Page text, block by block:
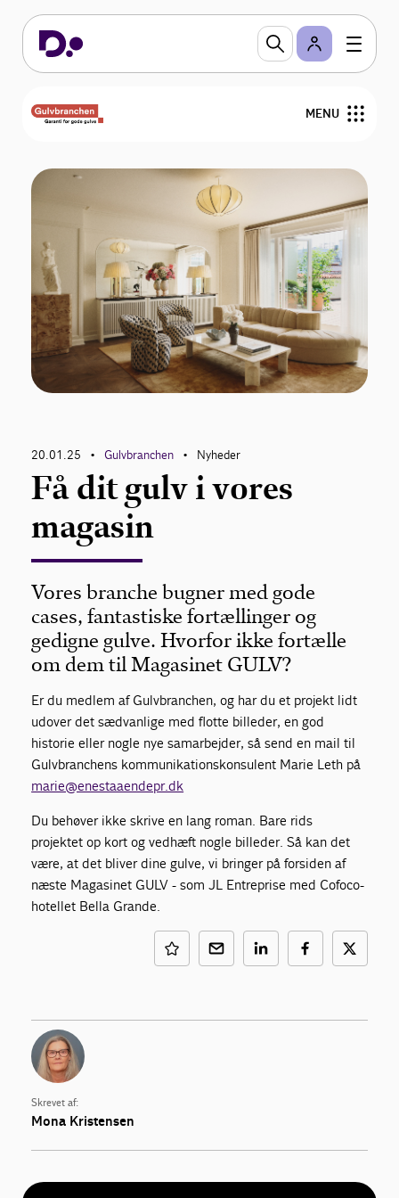
MENU
Nyheder
Gulvfakta
GVK
For medlemmer
Find medlemmer
Bliv medlem
20.01.25 • Gulvbranchen • Nyheder
Få dit gulv i vores
magasin
Vores branche bugner med gode
cases, fantastiske fortællinger og
gedigne gulve. Hvorfor ikke fortælle
om dem til Magasinet GULV?
Er du medlem af Gulvbranchen, og har du et projekt lidt
udover det sædvanlige med flotte billeder, en god
historie eller nogle nye samarbejder, så send en mail til
Gulvbranchens kommunikationskonsulent Marie Leth på
marie@enestaaendepr.dk
Du behøver ikke skrive en lang roman. Bare rids
projektet op kort og vedhæft nogle billeder. Så kan det
være, at det bliver dine gulve, vi bringer på forsiden af
næste Magasinet GULV - som JL Entreprise med Cofoco-
hotellet Bella Grande.
Skrevet af:
Mona Kristensen